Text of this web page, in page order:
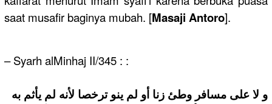
saat musafir baginya mubah. [Masaji Antoro].
– Syarh alMinhaj II/345 : :
و لا على مسافر وطئ زنا أو لم ينو ترخصا لأنه لم يأثم به